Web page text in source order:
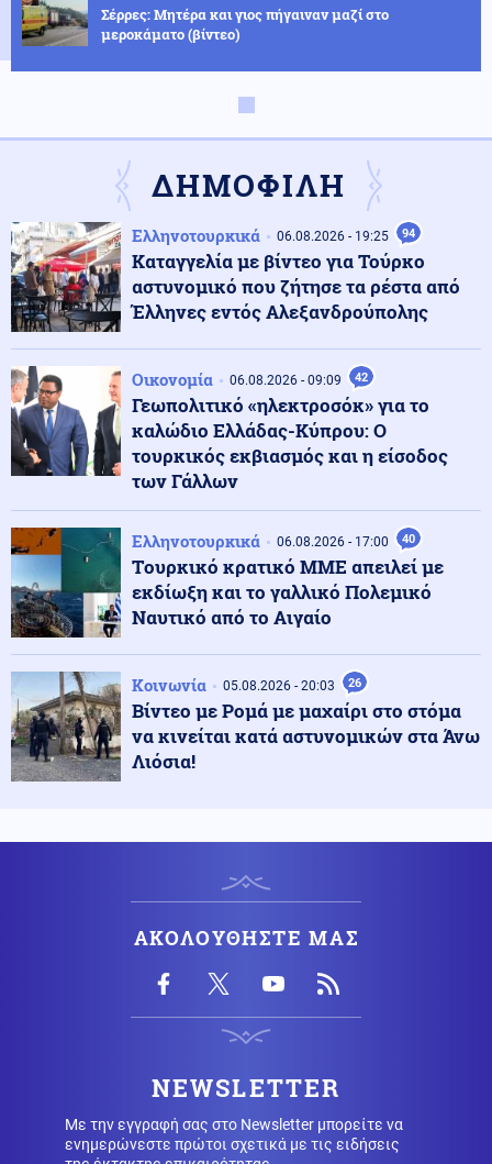
Σέρρες: Μητέρα και γιος πήγαιναν μαζί στο
μεροκάματο (βίντεο)
Στρατός Ξηράς
Μετά τους PATRIOT θα στείλουμε δύο ελικοπτέρα
Apache AH-64D στα ΗΑΕ κατά ιρανικών drones
Κοινωνία
26χρονο που κατηγορείται για τη δολοφονία της
Βρετανίδας (βίντεο)
Κοινωνία 07.08.2026 - 14:22
Φωτιά στην Αττικοβοιωτία: Πάνω από 61.500
Ένοπλες Συρράξεις 07.08.2026 - 14:16
Η ΕΕ χρηματοδοτεί έμμεσα «στρατό 16.000
μισθοφόρων» στην Ουκρανία από 72 χώρες
Κόσμος 07.08.2026 - 14:11
Ιταλία: Συνελήφθη 16χρονος στη Φλωρεντία για
τρομοκρατική προπαγάνδα
ΕΛΣΤΑΤ: Υποχώρηση του πληθωρισμού στο 3,4% τον
07.08.2026 - 13:40
των 6,8 Ρίχτερ
Περιβάλλον 07.08.2026 - 13:25
ΔΗΜΟΦΙΛΗ
Ελληνοτουρκικά 06.08.2026 - 19:25 94
Καταγγελία με βίντεο για Τούρκο
αστυνομικό που ζήτησε τα ρέστα από
Έλληνες εντός Αλεξανδρούπολης
Οικονομία 06.08.2026 - 09:09 42
Γεωπολιτικό «ηλεκτροσόκ» για το
καλώδιο Ελλάδας-Κύπρου: Ο
τουρκικός εκβιασμός και η είσοδος
των Γάλλων
Ελληνοτουρκικά 06.08.2026 - 17:00 40
Tουρκικό κρατικό ΜΜΕ απειλεί με
εκδίωξη και το γαλλικό Πολεμικό
Ναυτικό από το Αιγαίο
Κοινωνία 05.08.2026 - 20:03 26
Βίντεο με Ρομά με μαχαίρι στο στόμα
να κινείται κατά αστυνομικών στα Άνω
Λιόσια!
ΑΚΟΛΟΥΘΗΣΤΕ ΜΑΣ
NEWSLETTER
Με την εγγραφή σας στο Newsletter μπορείτε να
ενημερώνεστε πρώτοι σχετικά με τις ειδήσεις